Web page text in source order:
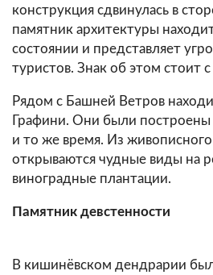
конструкция сдвинулась в
памятник архитектуры
состоянии и представляет
туристов. Знак об этом стоит
Рядом с Башней Ветров
Графини. Они были построены
и то же время. Из
открываются чудные виды на
виноградные плантации.
Памятник девстенности
В кишинёвском дендрарии